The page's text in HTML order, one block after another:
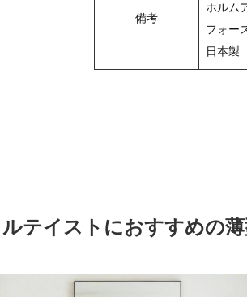
備考
ホルム
フォー
日本製
テイストにおすすめの